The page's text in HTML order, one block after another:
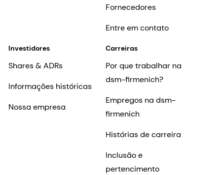
Fornecedores
Entre em contato
Investidores
Shares & ADRs
Informações históricas
Nossa empresa
Carreiras
Por que trabalhar na
dsm-firmenich?
Empregos na dsm-
firmenich
Histórias de carreira
Inclusão e
pertencimento